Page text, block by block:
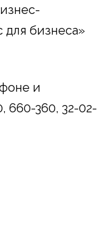
для бизнеса»
и
660-360, 32-02-